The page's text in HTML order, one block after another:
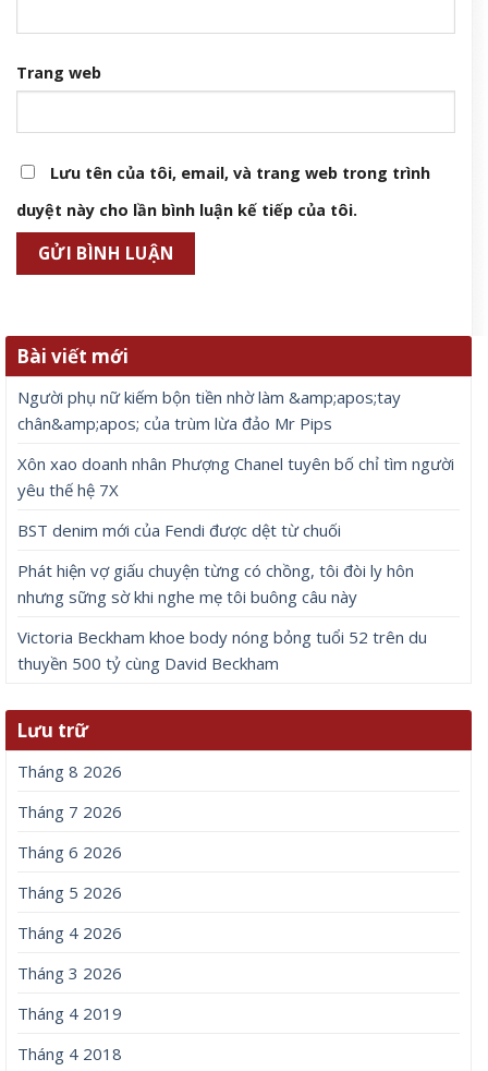
Trang web
Lưu tên của tôi, email, và trang web trong trình
duyệt này cho lần bình luận kế tiếp của tôi.
Bài viết mới
Người phụ nữ kiếm bộn tiền nhờ làm &amp;apos;tay
chân&amp;apos; của trùm lừa đảo Mr Pips
Xôn xao doanh nhân Phượng Chanel tuyên bố chỉ tìm người
yêu thế hệ 7X
BST denim mới của Fendi được dệt từ chuối
Phát hiện vợ giấu chuyện từng có chồng, tôi đòi ly hôn
nhưng sững sờ khi nghe mẹ tôi buông câu này
Victoria Beckham khoe body nóng bỏng tuổi 52 trên du
thuyền 500 tỷ cùng David Beckham
Lưu trữ
Tháng 8 2026
Tháng 7 2026
Tháng 6 2026
Tháng 5 2026
Tháng 4 2026
Tháng 3 2026
Tháng 4 2019
Tháng 4 2018